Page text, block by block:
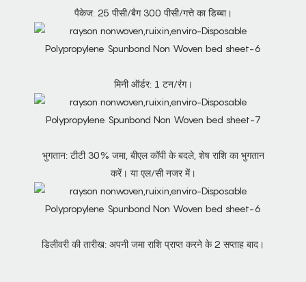
पैकेज: 25 पीसी/बैग 300 पीसी/गत्ते का डिब्बा।
मिनी ऑर्डर: 1 टन/रंग।
भुगतान: टीटी 30% जमा, बीएल कॉपी के बदले, शेष राशि का भुगतान
करें। या एल/सी नजर में।
डिलीवरी की तारीख: अपनी जमा राशि प्राप्त करने के 2 सप्ताह बाद।